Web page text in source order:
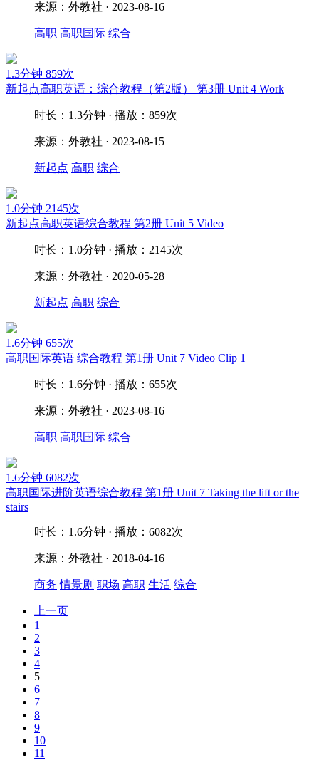
来源：外教社 · 2023-08-16
高职 高职国际 综合
1.3分钟 859次
新起点高职英语：综合教程（第2版） 第3册 Unit 4 Work
时长：1.3分钟 · 播放：859次
来源：外教社 · 2023-08-15
新起点 高职 综合
1.0分钟 2145次
新起点高职英语综合教程 第2册 Unit 5 Video
时长：1.0分钟 · 播放：2145次
来源：外教社 · 2020-05-28
新起点 高职 综合
1.6分钟 655次
高职国际英语 综合教程 第1册 Unit 7 Video Clip 1
时长：1.6分钟 · 播放：655次
来源：外教社 · 2023-08-16
高职 高职国际 综合
1.6分钟 6082次
高职国际进阶英语综合教程 第1册 Unit 7 Taking the lift or the
stairs
时长：1.6分钟 · 播放：6082次
来源：外教社 · 2018-04-16
商务 情景剧 职场 高职 生活 综合
上一页
1
2
3
4
5
6
7
8
9
10
11